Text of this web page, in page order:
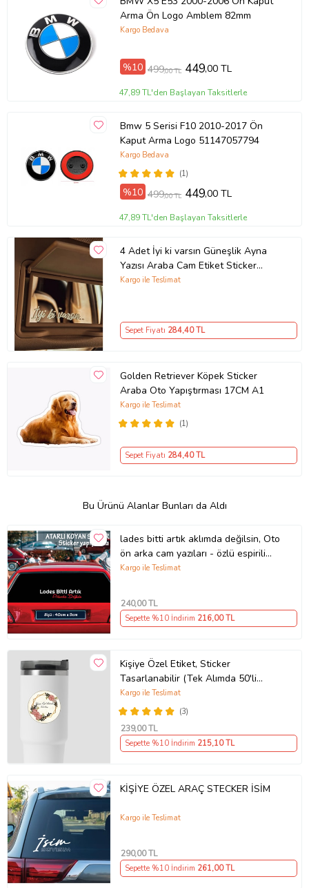
Arma Ön Logo Amblem 82mm
Kargo Bedava
%10 499,00 TL 449,00 TL
47,89 TL'den Başlayan Taksitlerle
Bmw 5 Serisi F10 2010-2017 Ön
Kaput Arma Logo 51147057794
(1)
Kargo Bedava
%10 499,00 TL 449,00 TL
47,89 TL'den Başlayan Taksitlerle
4 Adet İyi ki varsın Güneşlik Ayna
Yazısı Araba Cam Etiket Sticker
8x2cm
Kargo ile Teslimat
Sepet Fiyatı 284,40 TL
Golden Retriever Köpek Sticker
Araba Oto Yapıştırması 17CM A1
(1)
Kargo ile Teslimat
Sepet Fiyatı 284,40 TL
Bu Ürünü Alanlar Bunları da Aldı
lades bitti artık aklımda değilsin, Oto
ön arka cam yazıları - özlü espirili
komik türkçe koyan sözler
Kargo ile Teslimat
240,00 TL
Sepette %10 İndirim 216,00 TL
Kişiye Özel Etiket, Sticker
Tasarlanabilir (Tek Alımda 50'li
Gönderim Yapılmaktadır)
(3)
Kargo ile Teslimat
239,00 TL
Sepette %10 İndirim 215,10 TL
KİŞİYE ÖZEL ARAÇ STECKER İSİM
Kargo ile Teslimat
290,00 TL
Sepette %10 İndirim 261,00 TL